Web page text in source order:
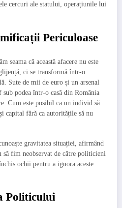
cercuri ale statului, operațiunile lui
Periculoase
seama că această afacere nu este
ci se transformă într-o
Sute de mii de euro și un arsenal
podea într-o casă din România
Cum este posibil ca un individ să
capital fără ca autoritățile să nu
gravitatea situației, afirmând
să fim neobservat de către politicieni
ochii pentru a ignora aceste
Politicului